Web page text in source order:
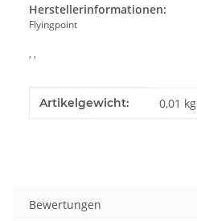
Herstellerinformationen:
Flyingpoint
, ,
Produkteigenschaft
Wert
Artikelgewicht: 0,01 kg
Bewertungen